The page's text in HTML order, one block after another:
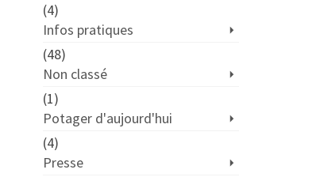
(4)
Infos pratiques
(48)
Non classé
(1)
Potager d'aujourd'hui
(4)
Presse